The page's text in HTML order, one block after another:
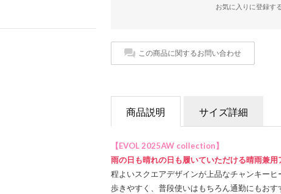
お気に入りに登録す
この商品に関するお問い合わせ
商品説明 サイズ詳細
【EVOL 2025AW collection】
雨の日も晴れの日も履いていただける晴雨兼用
程よいスクエアデザインが上品なチャンキー
歩きやすく、普段使いはもちろん通勤にもおす